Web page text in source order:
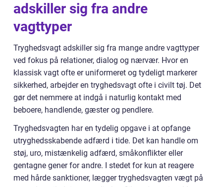
adskiller sig fra andre
vagttyper
Tryghedsvagt adskiller sig fra mange andre vagttyper
ved fokus på relationer, dialog og nærvær. Hvor en
klassisk vagt ofte er uniformeret og tydeligt markerer
sikkerhed, arbejder en tryghedsvagt ofte i civilt tøj. Det
gør det nemmere at indgå i naturlig kontakt med
beboere, handlende, gæster og pendlere.
Tryghedsvagten har en tydelig opgave i at opfange
utryghedsskabende adfærd i tide. Det kan handle om
støj, uro, mistænkelig adfærd, småkonflikter eller
gentagne gener for andre. I stedet for kun at reagere
med hårde sanktioner, lægger tryghedsvagten vægt på